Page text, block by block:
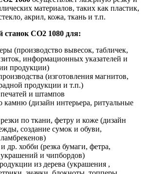
материалов, таких как пластик,
акрил, кожа, ткань и т.п.
станок СО2 1080 для:
(производство вывесок, табличек,
информационных указателей и
продукции)
(изготовления магнитов,
продукции и т.п.)
и штампов
камню (дизайн интерьера, ритуальные
по ткани, фетру и коже (дизайн
создание сумок и обуви,
др. хобби (резка бумаги, фетра,
украшений и чипбордов)
из дерева (украшения ,